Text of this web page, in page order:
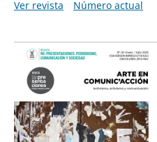
Ver revista
Número actual